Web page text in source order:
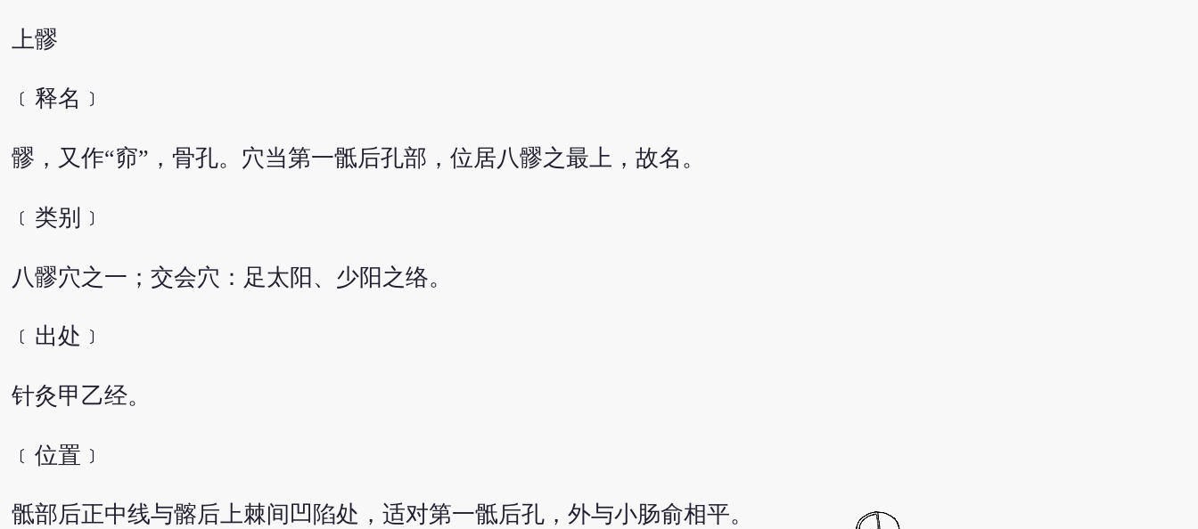
上髎
﹝释名﹞
髎，又作“窌”，骨孔。穴当第一骶后孔部，位居八髎之最上，故名。
﹝类别﹞
八髎穴之一；交会穴：足太阳、少阳之络。
﹝出处﹞
针灸甲乙经。
﹝位置﹞
骶部后正中线与髂后上棘间凹陷处，适对第一骶后孔，外与小肠俞相平。